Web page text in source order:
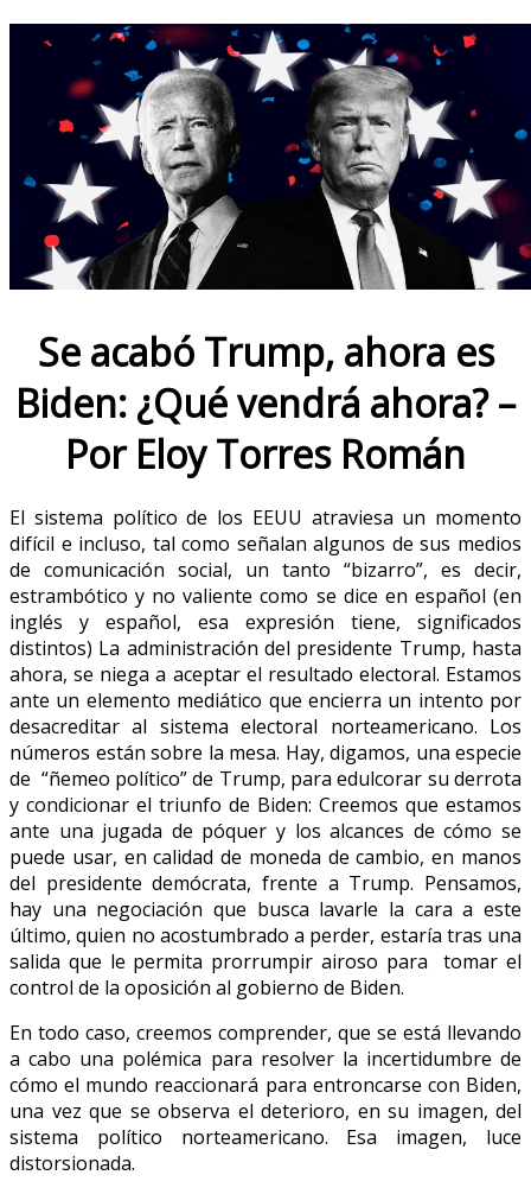
Se acabó Trump, ahora es
Biden: ¿Qué vendrá ahora? –
Por Eloy Torres Román
El sistema político de los EEUU atraviesa un momento
difícil e incluso, tal como señalan algunos de sus medios
de comunicación social, un tanto “bizarro”, es decir,
estrambótico y no valiente como se dice en español (en
inglés y español, esa expresión tiene, significados
distintos) La administración del presidente Trump, hasta
ahora, se niega a aceptar el resultado electoral. Estamos
ante un elemento mediático que encierra un intento por
desacreditar al sistema electoral norteamericano. Los
números están sobre la mesa. Hay, digamos, una especie
de “ñemeo político” de Trump, para edulcorar su derrota
y condicionar el triunfo de Biden: Creemos que estamos
ante una jugada de póquer y los alcances de cómo se
puede usar, en calidad de moneda de cambio, en manos
del presidente demócrata, frente a Trump. Pensamos,
hay una negociación que busca lavarle la cara a este
último, quien no acostumbrado a perder, estaría tras una
salida que le permita prorrumpir airoso para tomar el
control de la oposición al gobierno de Biden.
En todo caso, creemos comprender, que se está llevando
a cabo una polémica para resolver la incertidumbre de
cómo el mundo reaccionará para entroncarse con Biden,
una vez que se observa el deterioro, en su imagen, del
sistema político norteamericano. Esa imagen, luce
distorsionada.